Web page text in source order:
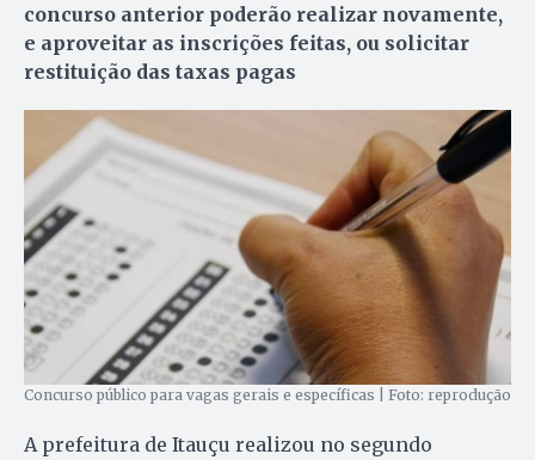
concurso anterior poderão realizar novamente,
e aproveitar as inscrições feitas, ou solicitar
restituição das taxas pagas
Concurso público para vagas gerais e específicas | Foto: reprodução
A prefeitura de Itauçu realizou no segundo